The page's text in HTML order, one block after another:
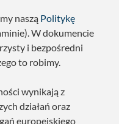
naszą Politykę
W dokumencie
i bezpośredni
to robimy.
wynikają z
działań oraz
europejskiego